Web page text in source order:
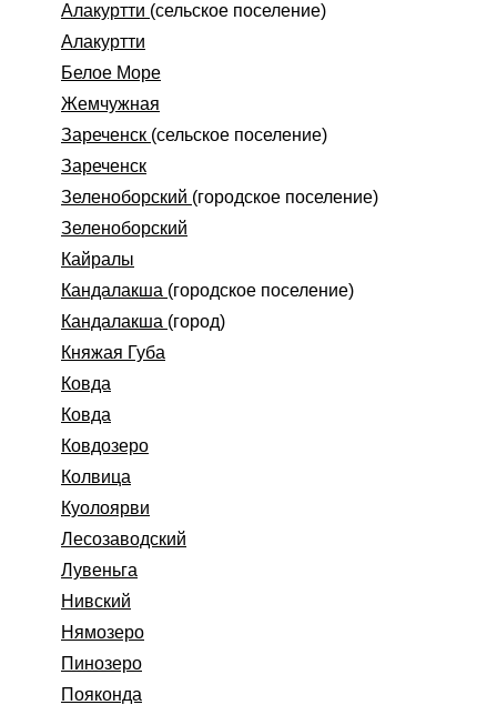
Алакуртти (сельское поселение)
Алакуртти
Белое Море
Жемчужная
Зареченск (сельское поселение)
Зареченск
Зеленоборский (городское поселение)
Зеленоборский
Кайралы
Кандалакша (городское поселение)
Кандалакша (город)
Княжая Губа
Ковда
Ковда
Ковдозеро
Колвица
Куолоярви
Лесозаводский
Лувеньга
Нивский
Нямозеро
Пинозеро
Пояконда